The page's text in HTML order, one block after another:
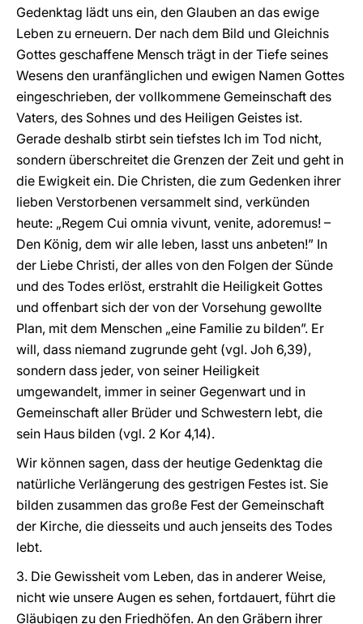
Gedenktag lädt uns ein, den Glauben an das ewige
Leben zu erneuern. Der nach dem Bild und Gleichnis
Gottes geschaffene Mensch trägt in der Tiefe seines
Wesens den uranfänglichen und ewigen Namen Gottes
eingeschrieben, der vollkommene Gemeinschaft des
Vaters, des Sohnes und des Heiligen Geistes ist.
Gerade deshalb stirbt sein tiefstes Ich im Tod nicht,
sondern überschreitet die Grenzen der Zeit und geht in
die Ewigkeit ein. Die Christen, die zum Gedenken ihrer
lieben Verstorbenen versammelt sind, verkünden
heute: „Regem Cui omnia vivunt, venite, adoremus! –
Den König, dem wir alle leben, lasst uns anbeten!” In
der Liebe Christi, der alles von den Folgen der Sünde
und des Todes erlöst, erstrahlt die Heiligkeit Gottes
und offenbart sich der von der Vorsehung gewollte
Plan, mit dem Menschen „eine Familie zu bilden”. Er
will, dass niemand zugrunde geht (vgl. Joh 6,39),
sondern dass jeder, von seiner Heiligkeit
umgewandelt, immer in seiner Gegenwart und in
Gemeinschaft aller Brüder und Schwestern lebt, die
sein Haus bilden (vgl. 2 Kor 4,14).
Wir können sagen, dass der heutige Gedenktag die
natürliche Verlängerung des gestrigen Festes ist. Sie
bilden zusammen das große Fest der Gemeinschaft
der Kirche, die diesseits und auch jenseits des Todes
lebt.
3. Die Gewissheit vom Leben, das in anderer Weise,
nicht wie unsere Augen es sehen, fortdauert, führt die
Gläubigen zu den Friedhöfen. An den Gräbern ihrer